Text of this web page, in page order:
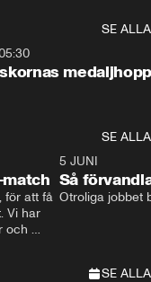
SE ALLA
SE ALLA
för att få
Vi har
och
5 JUNI
Så
Otroliga jobbet
SE ALLA